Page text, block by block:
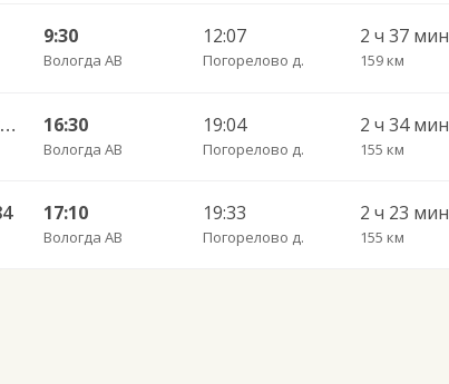
9:30
Вологда АВ
12:07
Погорелово д.
2 ч 37 мин
159 км
Вологда АВ — Тарногский Городок 783 16:30
Вологда АВ
19:04
Погорелово д.
2 ч 34 мин
155 км
17:10
Вологда АВ
19:33
Погорелово д.
2 ч 23 мин
155 км